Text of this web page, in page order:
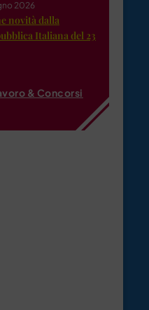
2026
novità dalla
Italiana del 23
& Concorsi